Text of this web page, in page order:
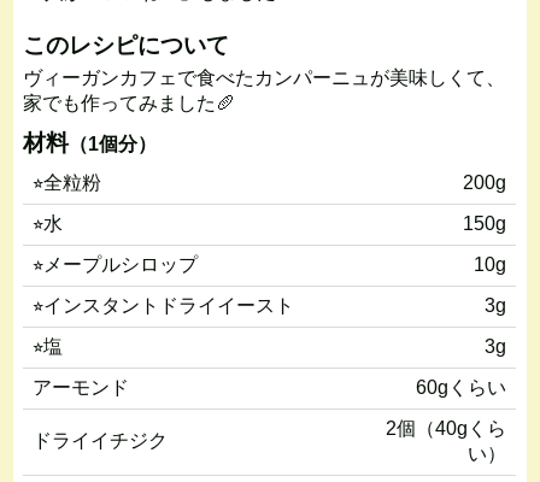
このレシピについて
ヴィーガンカフェで食べたカンパーニュが美味しくて、
家でも作ってみました🥖
材料（1個分）
⭐︎全粒粉
200g
⭐︎水
150g
⭐︎メープルシロップ
10g
⭐︎インスタントドライイースト
3g
⭐︎塩
3g
アーモンド
60gくらい
ドライイチジク
2個（40gくら
い）